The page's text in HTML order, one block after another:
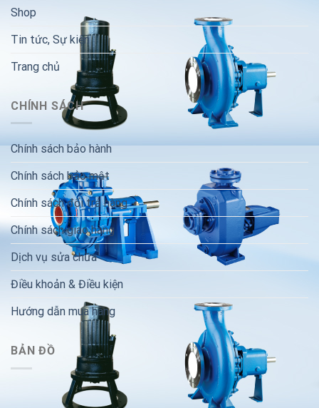
Shop
Tin tức, Sự kiện
Trang chủ
CHÍNH SÁCH
Chính sách bảo hành
Chính sách bảo mật
Chính sách đổi trả hàng
Chính sách giao hàng
Dịch vụ sửa chữa
Điều khoản & Điều kiện
Hướng dẫn mua hàng
BẢN ĐỒ